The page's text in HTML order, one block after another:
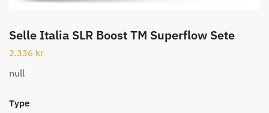
Selle Italia SLR Boost TM Superflow Sete
2.336 kr
null
Type